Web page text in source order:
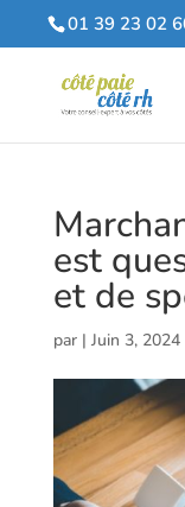
01 39 23 02
est
et de
par | Juin 3, 2024